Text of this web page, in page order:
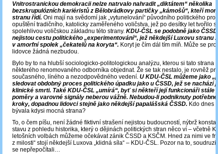
Vnitrostranickou demokracii nelze natrvalo nahradit „diktátem“ několika
bezskrupulózních kariéristů z Bělobrádkovy partičky „kámošů“, kteří
stranu řídí. Oni mají na svědomí jak „vytunelování“ původního politického
opuštění tradičního, katolicky zaměřeného voličstva, jež po desítky let tvořilo
spolehlivou voličskou základnu této strany. KDU-ČSL se podobně jako
nejistou cestu politického „experimentování“, jež někdejší Luxovu stranu
v amorfní spolek „čekatelů na koryta“. Koryt je čím dál tím míň. Může se
lidovce žádná nezbudou.
Bylo by to na hlubší sociologicko-politologickou analýzu, kterou si tato strana
některého renomovaného odborníka objednat. Že se tak nestalo, je rovněž
současného, líného a nezodpovědného vedení. U KDU-ČSL můžeme jako
sledovat obdobný proces politického úpadku jako u ČSSD, jež se nachází
klinické smrti. Také KDU-ČSL „umírá“, byť si někteří její funkcionáři stále
poměry a varovné signály neberou vážně. Nebudou-li podniknuty
kroky, dopadnou lidovci stejně jako někdejší papalášská ČSSD. Kdo dnes
bývala kdysi mocná strana?
To, o čem píšu, není žádné fiktivní strašení nejistou budoucností, nýbrž
stavu z pohledu historika, který o dějinách politických stran něco ví – včetně
letošních volbách můžeme očekávat zánik ČSSD a KSČM. Hned za nimi ve
z milosti“ stojí někdejší Luxova „klidná síla“ – KDU-ČSL. Pozor na to,
se nepřepočítali…